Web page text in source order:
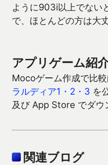
ように903i以上でない
で、ほとんどの方は大
アプリゲーム紹
Mocoゲーム作成で比
ラルディア1・2・3 を
及び App Store でダウ
関連ブログ